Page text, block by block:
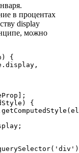
в процентах
display
можно
{
{